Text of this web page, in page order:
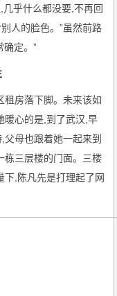
乎什么都没要,不再回
人的脸色。”虽然前路
确定。”
租房落下脚。未来该如
暖心的是,到了武汉,早
母也跟着她一起来到
栋三层楼的门面。三楼
下,陈凡先是打理起了网